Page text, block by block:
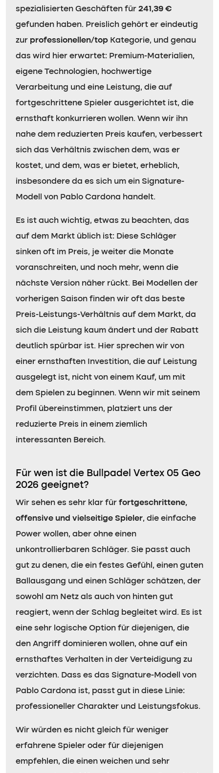
spezialisierten Geschäften für 241,39 €
gefunden haben. Preislich gehört er eindeutig
zur professionellen/top Kategorie, und genau
das wird hier erwartet: Premium-Materialien,
eigene Technologien, hochwertige
Verarbeitung und eine Leistung, die auf
fortgeschrittene Spieler ausgerichtet ist, die
ernsthaft konkurrieren wollen. Wenn wir ihn
nahe dem reduzierten Preis kaufen, verbessert
sich das Verhältnis zwischen dem, was er
kostet, und dem, was er bietet, erheblich,
insbesondere da es sich um ein Signature-
Modell von Pablo Cardona handelt.
Es ist auch wichtig, etwas zu beachten, das
auf dem Markt üblich ist: Diese Schläger
sinken oft im Preis, je weiter die Monate
voranschreiten, und noch mehr, wenn die
nächste Version näher rückt. Bei Modellen der
vorherigen Saison finden wir oft das beste
Preis-Leistungs-Verhältnis auf dem Markt, da
sich die Leistung kaum ändert und der Rabatt
deutlich spürbar ist. Hier sprechen wir von
einer ernsthaften Investition, die auf Leistung
ausgelegt ist, nicht von einem Kauf, um mit
dem Spielen zu beginnen. Wenn wir mit seinem
Profil übereinstimmen, platziert uns der
reduzierte Preis in einem ziemlich
interessanten Bereich.
Für wen ist die Bullpadel Vertex 05 Geo
2026 geeignet?
Wir sehen es sehr klar für fortgeschrittene,
offensive und vielseitige Spieler, die einfache
Power wollen, aber ohne einen
unkontrollierbaren Schläger. Sie passt auch
gut zu denen, die ein festes Gefühl, einen guten
Ballausgang und einen Schläger schätzen, der
sowohl am Netz als auch von hinten gut
reagiert, wenn der Schlag begleitet wird. Es ist
eine sehr logische Option für diejenigen, die
den Angriff dominieren wollen, ohne auf ein
ernsthaftes Verhalten in der Verteidigung zu
verzichten. Dass es das Signature-Modell von
Pablo Cardona ist, passt gut in diese Linie:
professioneller Charakter und Leistungsfokus.
Wir würden es nicht gleich für weniger
erfahrene Spieler oder für diejenigen
empfehlen, die einen weichen und sehr